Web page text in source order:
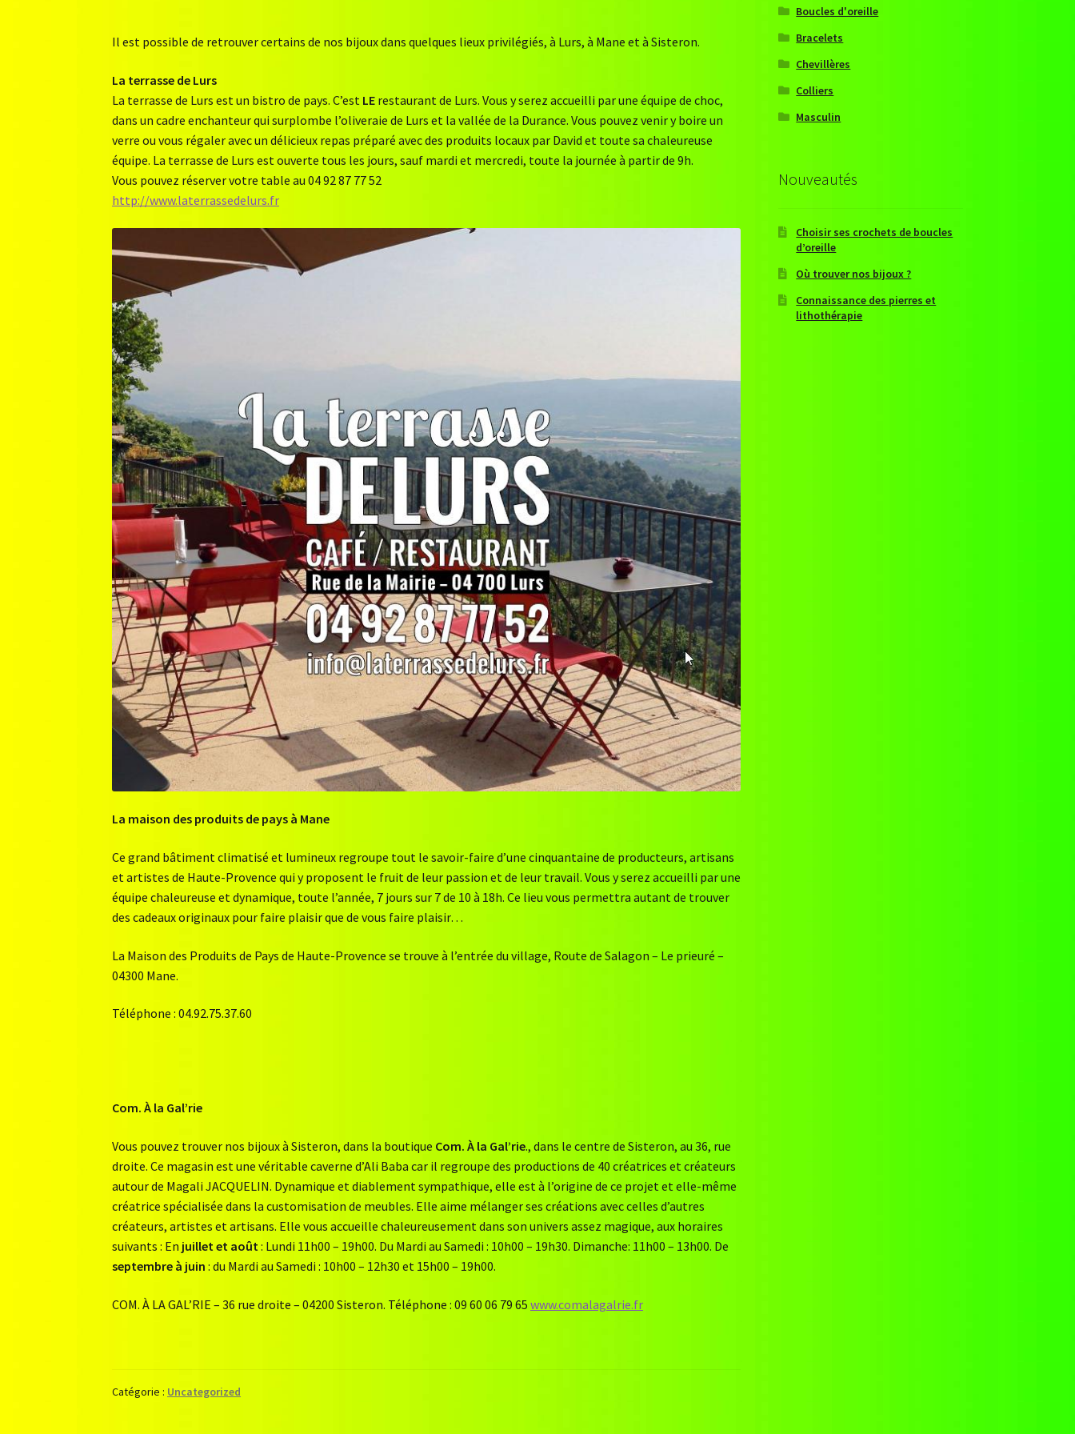
Il est possible de retrouver certains de nos bijoux dans quelques lieux privilégiés, à Lurs, à Mane et à Sisteron.
La terrasse de Lurs
La terrasse de Lurs est un bistro de pays. C’est LE restaurant de Lurs. Vous y serez accueilli par une équipe de choc,
dans un cadre enchanteur qui surplombe l’oliveraie de Lurs et la vallée de la Durance. Vous pouvez venir y boire un
verre ou vous régaler avec un délicieux repas préparé avec des produits locaux par David et toute sa chaleureuse
équipe. La terrasse de Lurs est ouverte tous les jours, sauf mardi et mercredi, toute la journée à partir de 9h.
Vous pouvez réserver votre table au 04 92 87 77 52
http://www.laterrassedelurs.fr
La maison des produits de pays à Mane
Ce grand bâtiment climatisé et lumineux regroupe tout le savoir-faire d’une cinquantaine de producteurs, artisans
et artistes de Haute-Provence qui y proposent le fruit de leur passion et de leur travail. Vous y serez accueilli par une
équipe chaleureuse et dynamique, toute l’année, 7 jours sur 7 de 10 à 18h. Ce lieu vous permettra autant de trouver
des cadeaux originaux pour faire plaisir que de vous faire plaisir…
La Maison des Produits de Pays de Haute-Provence se trouve à l’entrée du village, Route de Salagon – Le prieuré –
04300 Mane.
Téléphone : 04.92.75.37.60
Com. À la Gal’rie
Vous pouvez trouver nos bijoux à Sisteron, dans la boutique Com. À la Gal’rie., dans le centre de Sisteron, au 36, rue
droite. Ce magasin est une véritable caverne d’Ali Baba car il regroupe des productions de 40 créatrices et créateurs
autour de Magali JACQUELIN. Dynamique et diablement sympathique, elle est à l’origine de ce projet et elle-même
créatrice spécialisée dans la customisation de meubles. Elle aime mélanger ses créations avec celles d’autres
créateurs, artistes et artisans. Elle vous accueille chaleureusement dans son univers assez magique, aux horaires
suivants : En juillet et août : Lundi 11h00 – 19h00. Du Mardi au Samedi : 10h00 – 19h30. Dimanche: 11h00 – 13h00. De
septembre à juin : du Mardi au Samedi : 10h00 – 12h30 et 15h00 – 19h00.
COM. À LA GAL’RIE – 36 rue droite – 04200 Sisteron. Téléphone : 09 60 06 79 65www.comalagalrie.fr
Catégorie : Uncategorized
Boucles d'oreille
Bracelets
Chevillères
Colliers
Masculin
Nouveautés
Choisir ses crochets de boucles
d’oreille
Où trouver nos bijoux ?
Connaissance des pierres et
lithothérapie